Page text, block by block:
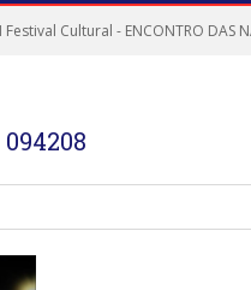
Festival Cultural - ENCONTRO DAS